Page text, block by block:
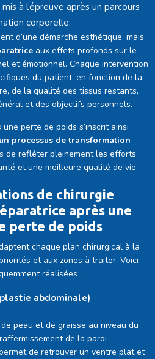
à l’épreuve après un parcours
corporelle.
d’une démarche esthétique, mais
aux effets profonds sur le
et émotionnel. Chaque intervention
du patient, en fonction de la
de la qualité des tissus restants,
et des objectifs personnels.
perte de poids s’inscrit ainsi
processus de transformation
de refléter pleinement les efforts
et une meilleure qualité de vie.
de chirurgie
après une
perte de poids
chaque plan chirurgical à la
et aux zones à traiter. Voici
réalisées :
abdominale)
peau et de graisse au niveau du
de la paroi
de retrouver un ventre plat et